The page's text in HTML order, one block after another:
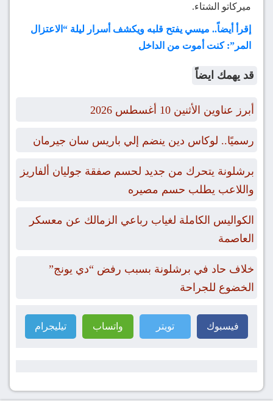
ميركاتو الشتاء.
إقرأ أيضاً.. ميسي يفتح قلبه ويكشف أسرار ليلة “الاعتزال
المر”: كنت أموت من الداخل
قد يهمك ايضاً
أبرز عناوين الأثنين 10 أغسطس 2026
رسميًا.. لوكاس دين ينضم إلي باريس سان جيرمان
برشلونة يتحرك من جديد لحسم صفقة جوليان ألفاريز
واللاعب يطلب حسم مصيره
الكواليس الكاملة لغياب رباعي الزمالك عن معسكر
العاصمة
خلاف حاد في برشلونة بسبب رفض “دي يونج”
الخضوع للجراحة
فيسبوك تويتر واتساب تيليجرام